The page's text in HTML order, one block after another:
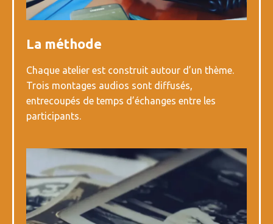
La méthode
Chaque atelier est construit autour d’un thème.
Trois montages audios sont diffusés,
entrecoupés de temps d’échanges entre les
participants.